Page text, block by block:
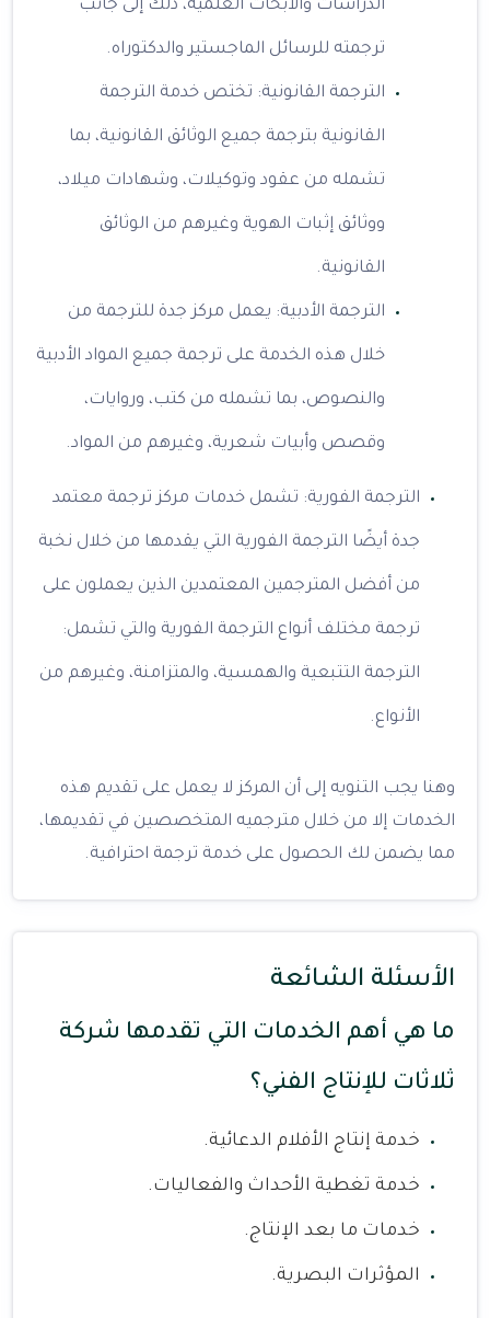
الدراسات والأبحاث العلمية، ذلك إلى جانب
ترجمته للرسائل الماجستير والدكتوراه.
الترجمة القانونية: تختص خدمة الترجمة
القانونية بترجمة جميع الوثائق القانونية، بما
تشمله من عقود وتوكيلات، وشهادات ميلاد،
ووثائق إثبات الهوية وغيرهم من الوثائق
القانونية.
الترجمة الأدبية: يعمل مركز جدة للترجمة من
خلال هذه الخدمة على ترجمة جميع المواد الأدبية
والنصوص، بما تشمله من كتب، وروايات،
وقصص وأبيات شعرية، وغيرهم من المواد.
الترجمة الفورية: تشمل خدمات مركز ترجمة معتمد
جدة أيضًا الترجمة الفورية التي يقدمها من خلال نخبة
من أفضل المترجمين المعتمدين الذين يعملون على
ترجمة مختلف أنواع الترجمة الفورية والتي تشمل:
الترجمة التتبعية والهمسية، والمتزامنة، وغيرهم من
الأنواع.
وهنا يجب التنويه إلى أن المركز لا يعمل على تقديم هذه
الخدمات إلا من خلال مترجميه المتخصصين في تقديمها،
مما يضمن لك الحصول على خدمة ترجمة احترافية.
الأسئلة الشائعة
ما هي أهم الخدمات التي تقدمها شركة
ثلاثات للإنتاج الفني؟
خدمة إنتاج الأفلام الدعائية.
خدمة تغطية الأحداث والفعاليات.
خدمات ما بعد الإنتاج.
المؤثرات البصرية.